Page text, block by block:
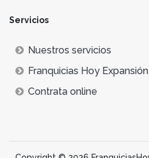
Servicios
Nuestros servicios
Franquicias Hoy Expansión
Contrata online